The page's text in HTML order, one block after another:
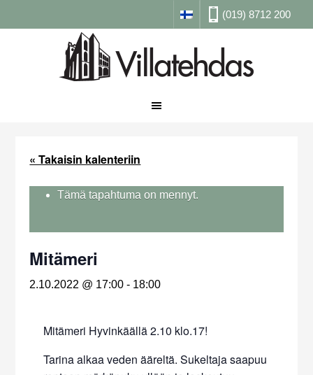
(019) 8712 200
« Takaisin kalenteriin
Tämä tapahtuma on mennyt.
Mitämeri
2.10.2022 @ 17:00 - 18:00
Mitämeri Hyvinkäällä 2.10 klo.17!
Tarina alkaa veden ääreltä. Sukeltaja saapuu